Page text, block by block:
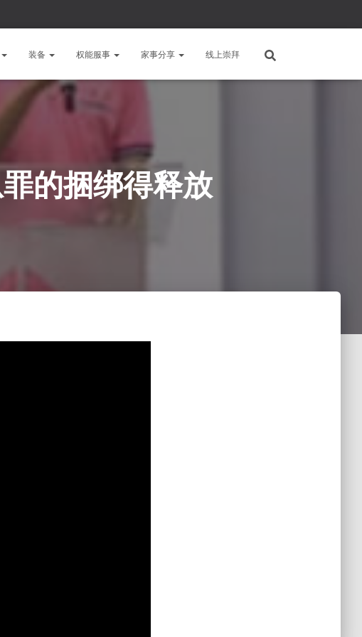
装备 权能服事 家事分享 线上崇拜
的捆绑得释放